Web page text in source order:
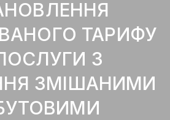
ТАРИФУ
З
ЗМІШАНИМИ